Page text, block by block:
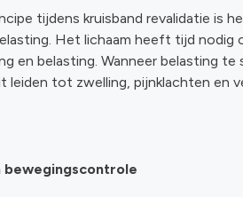
tijdens kruisband revalidatie is
Het lichaam heeft tijd nodig
en belasting. Wanneer belasting te
leiden tot zwelling, pijnklachten en